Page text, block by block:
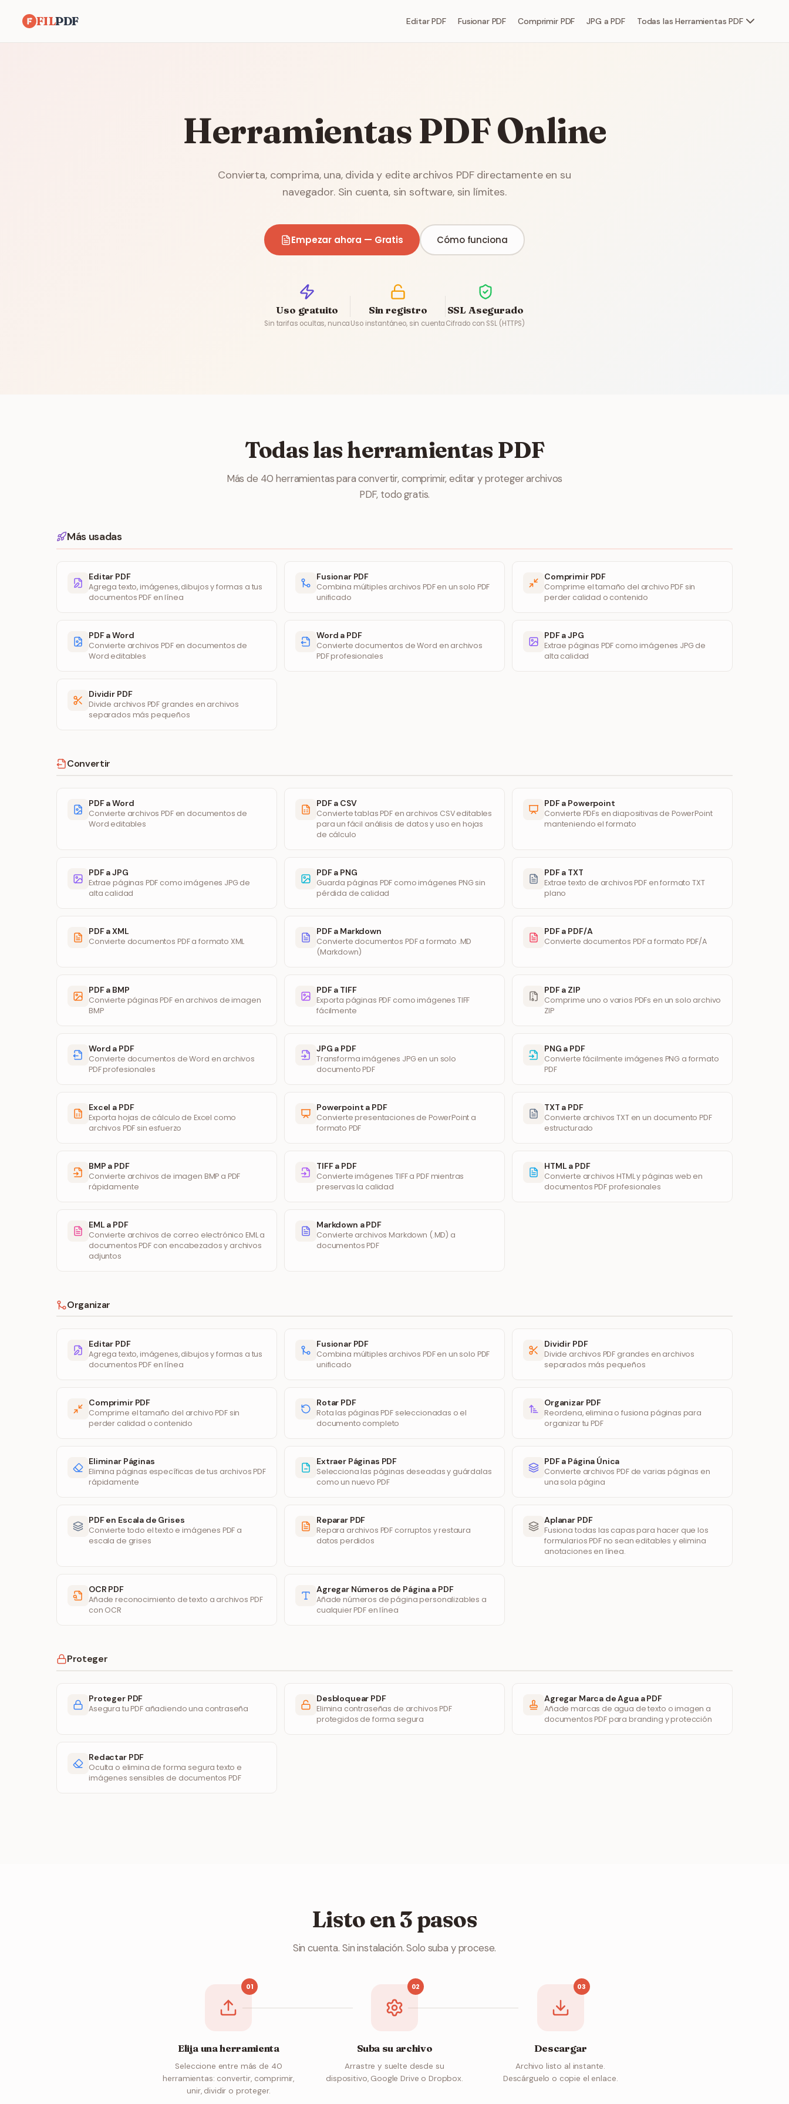
FILPDF Editar PDF Fusionar PDF Comprimir PDF JPG a PDF Todas las Herramientas PDF
Herramientas PDF Online
Convierta, comprima, una, divida y edite archivos PDF directamente en su
navegador. Sin cuenta, sin software, sin límites.
Empezar ahora — Gratis Cómo funciona
Uso gratuito
Sin tarifas ocultas, nunca
Sin registro
Uso instantáneo, sin cuenta
SSL Asegurado
Cifrado con SSL (HTTPS)
Todas las herramientas PDF
Más de 40 herramientas para convertir, comprimir, editar y proteger archivos
PDF, todo gratis.
Más usadas
Editar PDF
Agrega texto, imágenes, dibujos y formas a tus
documentos PDF en línea
Fusionar PDF
Combina múltiples archivos PDF en un solo PDF
unificado
Comprimir PDF
Comprime el tamaño del archivo PDF sin
perder calidad o contenido
PDF a Word
Convierte archivos PDF en documentos de
Word editables
Word a PDF
Convierte documentos de Word en archivos
PDF profesionales
PDF a JPG
Extrae páginas PDF como imágenes JPG de
alta calidad
Dividir PDF
Divide archivos PDF grandes en archivos
separados más pequeños
Convertir
PDF a Word
Convierte archivos PDF en documentos de
Word editables
PDF a CSV
Convierte tablas PDF en archivos CSV editables
para un fácil análisis de datos y uso en hojas
de cálculo
PDF a Powerpoint
Convierte PDFs en diapositivas de PowerPoint
manteniendo el formato
PDF a JPG
Extrae páginas PDF como imágenes JPG de
alta calidad
PDF a PNG
Guarda páginas PDF como imágenes PNG sin
pérdida de calidad
PDF a TXT
Extrae texto de archivos PDF en formato TXT
plano
PDF a XML
Convierte documentos PDF a formato XML
PDF a Markdown
Convierte documentos PDF a formato .MD
(Markdown)
PDF a PDF/A
Convierte documentos PDF a formato PDF/A
PDF a BMP
Convierte páginas PDF en archivos de imagen
BMP
PDF a TIFF
Exporta páginas PDF como imágenes TIFF
fácilmente
PDF a ZIP
Comprime uno o varios PDFs en un solo archivo
ZIP
Word a PDF
Convierte documentos de Word en archivos
PDF profesionales
JPG a PDF
Transforma imágenes JPG en un solo
documento PDF
PNG a PDF
Convierte fácilmente imágenes PNG a formato
PDF
Excel a PDF
Exporta hojas de cálculo de Excel como
archivos PDF sin esfuerzo
Powerpoint a PDF
Convierte presentaciones de PowerPoint a
formato PDF
TXT a PDF
Convierte archivos TXT en un documento PDF
estructurado
BMP a PDF
Convierte archivos de imagen BMP a PDF
rápidamente
TIFF a PDF
Convierte imágenes TIFF a PDF mientras
preservas la calidad
HTML a PDF
Convierte archivos HTML y páginas web en
documentos PDF profesionales
EML a PDF
Convierte archivos de correo electrónico EML a
documentos PDF con encabezados y archivos
adjuntos
Markdown a PDF
Convierte archivos Markdown (.MD) a
documentos PDF
Organizar
Editar PDF
Agrega texto, imágenes, dibujos y formas a tus
documentos PDF en línea
Fusionar PDF
Combina múltiples archivos PDF en un solo PDF
unificado
Dividir PDF
Divide archivos PDF grandes en archivos
separados más pequeños
Comprimir PDF
Comprime el tamaño del archivo PDF sin
perder calidad o contenido
Rotar PDF
Rota las páginas PDF seleccionadas o el
documento completo
Organizar PDF
Reordena, elimina o fusiona páginas para
organizar tu PDF
Eliminar Páginas
Elimina páginas específicas de tus archivos PDF
rápidamente
Extraer Páginas PDF
Selecciona las páginas deseadas y guárdalas
como un nuevo PDF
PDF a Página Única
Convierte archivos PDF de varias páginas en
una sola página
PDF en Escala de Grises
Convierte todo el texto e imágenes PDF a
escala de grises
Reparar PDF
Repara archivos PDF corruptos y restaura
datos perdidos
Aplanar PDF
Fusiona todas las capas para hacer que los
formularios PDF no sean editables y elimina
anotaciones en línea.
OCR PDF
Añade reconocimiento de texto a archivos PDF
con OCR
Agregar Números de Página a PDF
Añade números de página personalizables a
cualquier PDF en línea
Proteger
Proteger PDF
Asegura tu PDF añadiendo una contraseña
Desbloquear PDF
Elimina contraseñas de archivos PDF
protegidos de forma segura
Agregar Marca de Agua a PDF
Añade marcas de agua de texto o imagen a
documentos PDF para branding y protección
Redactar PDF
Oculta o elimina de forma segura texto e
imágenes sensibles de documentos PDF
Listo en 3 pasos
Sin cuenta. Sin instalación. Solo suba y procese.
01
Elija una herramienta
Seleccione entre más de 40
herramientas: convertir, comprimir,
unir, dividir o proteger.
02
Suba su archivo
Arrastre y suelte desde su
dispositivo, Google Drive o Dropbox.
03
Descargar
Archivo listo al instante.
Descárguelo o copie el enlace.